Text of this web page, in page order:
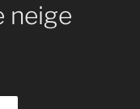
neige